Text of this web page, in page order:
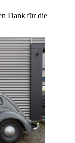
Dank für die